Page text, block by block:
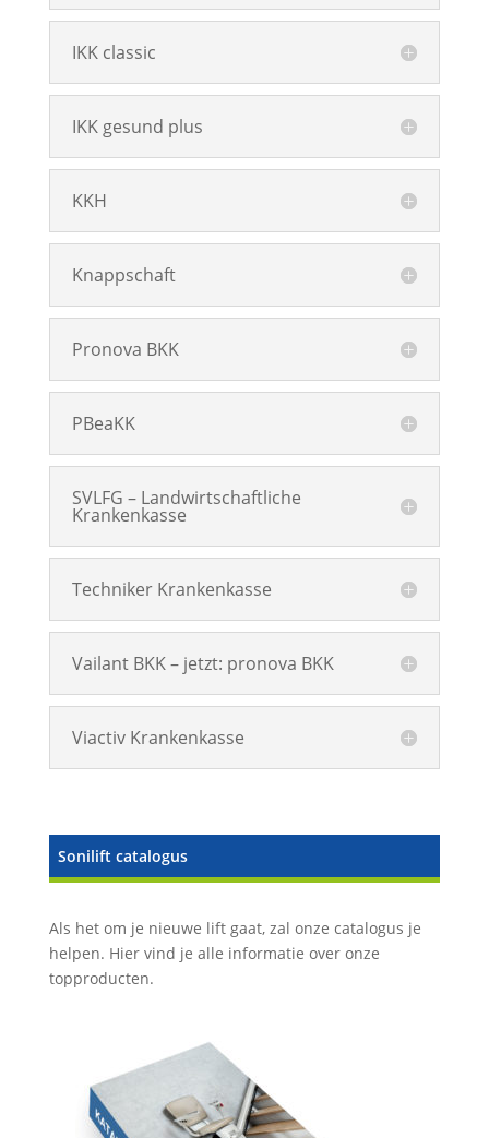
IKK classic
IKK gesund plus
KKH
Knappschaft
Pronova BKK
PBeaKK
SVLFG – Landwirtschaftliche
Krankenkasse
Techniker Krankenkasse
Vailant BKK – jetzt: pronova BKK
Viactiv Krankenkasse
Sonilift catalogus
Als het om je nieuwe lift gaat, zal onze catalogus je
helpen. Hier vind je alle informatie over onze
topproducten.